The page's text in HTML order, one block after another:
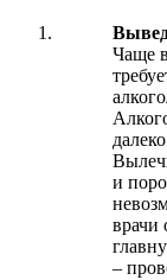
Чаще
и
врачи
–